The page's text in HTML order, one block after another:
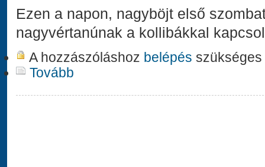
Ezen a napon, nagyböjt első
nagyvértanúnak a kollibákkal
A hozzászóláshoz belépés szükséges
Tovább